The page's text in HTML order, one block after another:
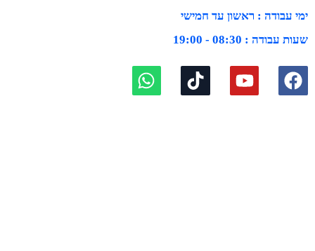
ימי עבודה : ראשון עד חמישי
שעות עבודה : 08:30 - 19:00